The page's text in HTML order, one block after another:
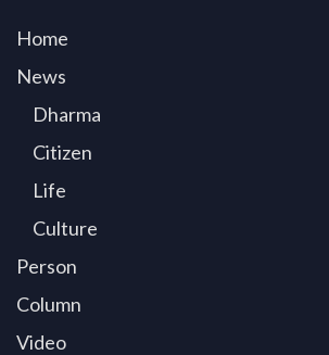
Home
News
Dharma
Citizen
Life
Culture
Person
Column
Video